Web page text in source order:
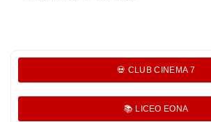
💀 CLUB CINEMA 7
📚 LICEO EONA